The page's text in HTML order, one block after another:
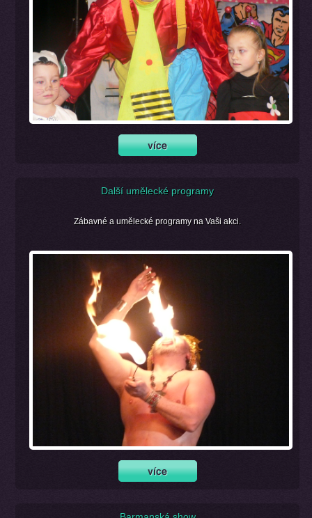
Další umělecké programy
Zábavné a umělecké programy na Vaši akci.